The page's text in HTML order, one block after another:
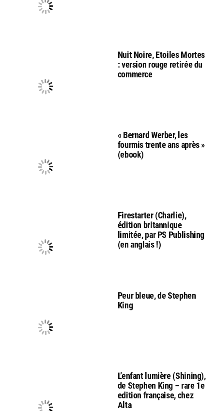
Nuit Noire, Etoiles Mortes
: version rouge retirée du
commerce
« Bernard Werber, les
fourmis trente ans après »
(ebook)
Firestarter (Charlie),
édition britannique
limitée, par PS Publishing
(en anglais !)
Peur bleue, de Stephen
King
L’enfant lumière (Shining),
de Stephen King – rare 1e
edition française, chez
Alta